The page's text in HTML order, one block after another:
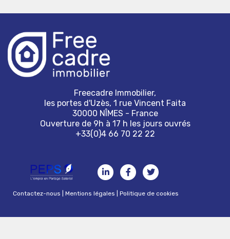
Freecadre Immobilier,
les portes d'Uzès, 1 rue Vincent Faita
30000 NÎMES - France
Ouverture de 9h à 17 h les jours ouvrés
+33(0)4 66 70 22 22
Contactez-nous |Mentions légales |Politique de cookies